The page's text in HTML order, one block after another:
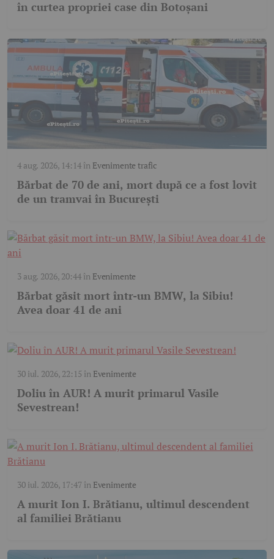
în curtea propriei case din Botoșani
4 aug. 2026, 14:14în Evenimente trafic
Bărbat de 70 de ani, mort după ce a fost lovit
de un tramvai în București
3 aug. 2026, 20:44în Evenimente
Bărbat găsit mort într-un BMW, la Sibiu!
Avea doar 41 de ani
30 iul. 2026, 22:15 în Evenimente
Doliu în AUR! A murit primarul Vasile
Sevestrean!
30 iul. 2026, 17:47în Evenimente
A murit Ion I. Brătianu, ultimul descendent
al familiei Brătianu